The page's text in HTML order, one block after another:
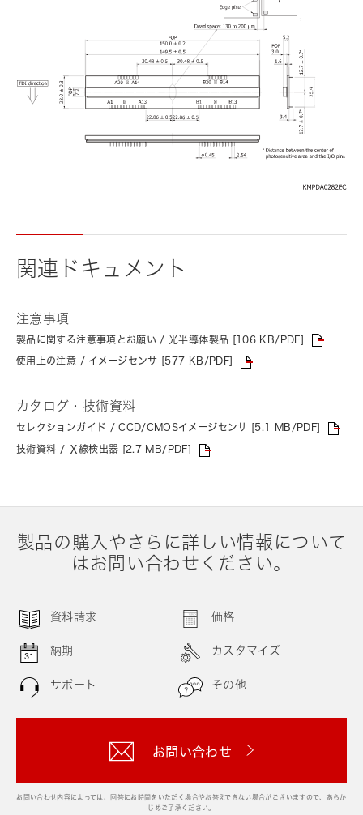
関連ドキュメント
注意事項
製品に関する注意事項とお願い / 光半導体製品 [106 KB/PDF]
使用上の注意 / イメージセンサ [577 KB/PDF]
カタログ・技術資料
セレクションガイド / CCD/CMOSイメージセンサ [5.1 MB/PDF]
技術資料 / Ｘ線検出器 [2.7 MB/PDF]
製品の購入やさらに詳しい情報について
はお問い合わせください。
資料請求 価格
納期 カスタマイズ
サポート その他
お問い合わせ
お問い合わせ内容によっては、回答にお時間をいただく場合やお答えできない場合がございますので、あらか
じめご了承ください。